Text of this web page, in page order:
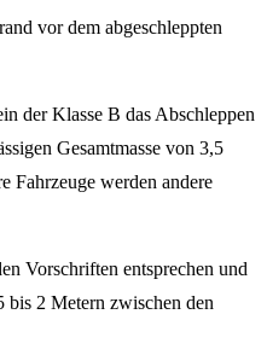
vor dem abgeschleppten
der Klasse B das Abschleppen
Gesamtmasse von 3,5
Fahrzeuge werden andere
Vorschriften entsprechen und
bis 2 Metern zwischen den